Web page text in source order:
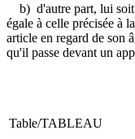
b) d'autre part, lui soit
égale à celle précisée à
article en regard de son
qu'il passe devant un
Table/TABLEAU